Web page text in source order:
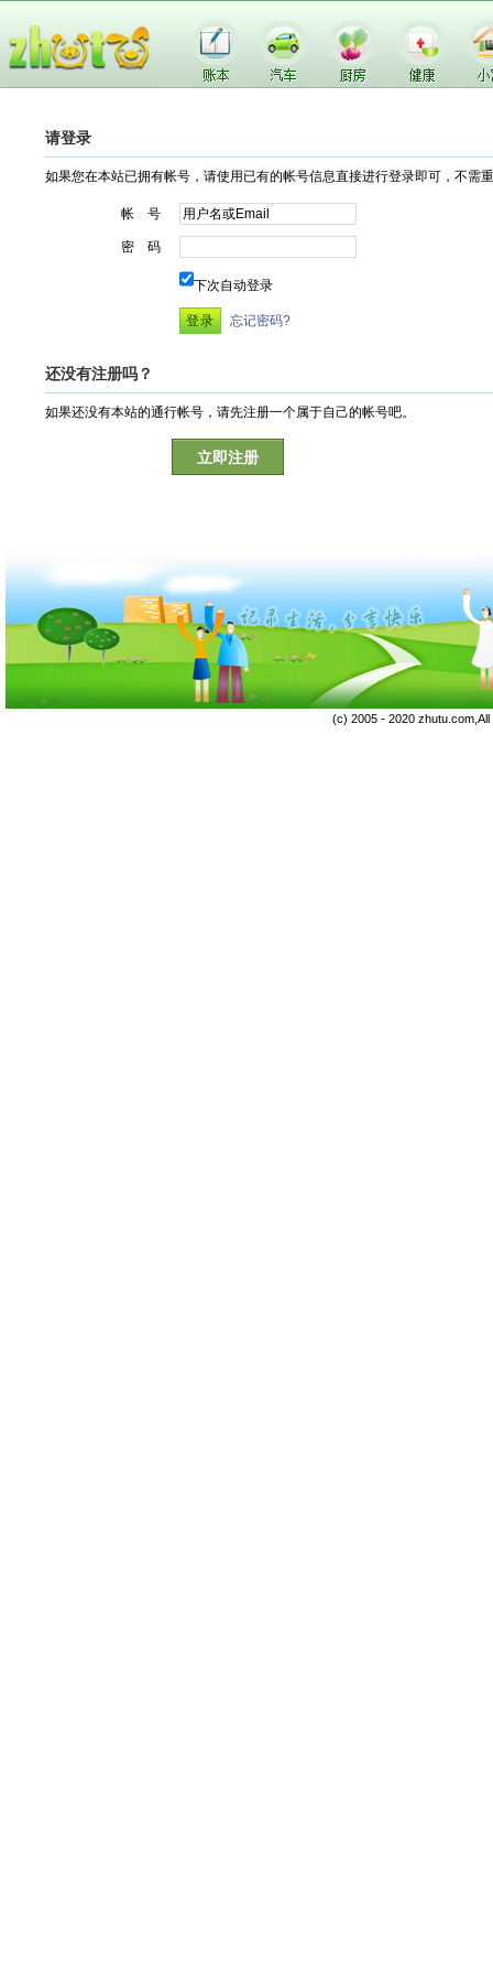
请登录
如果您在本站已拥有帐号，请使用已有的帐号信息直接进行登录即可，不需
帐 号
密 码
下次自动登录
忘记密码?
还没有注册吗？
如果还没有本站的通行帐号，请先注册一个属于自己的帐号吧。
立即注册
(c) 2005 - 2020